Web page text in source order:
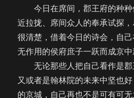
今日在席间，郡王府的种种
近拉拢、席间众人的奉承试探
很清楚，借着今日的诗会，自
无作用的侯府庶子一跃而成京中
无论那些人把自己看作是郡
又或者是翰林院的未来中坚也
的京城，自己再也不是可有可